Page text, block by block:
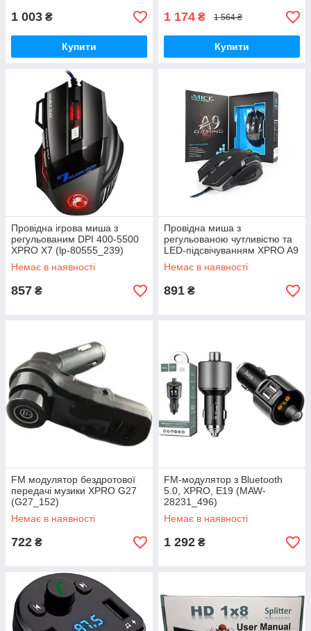
1 003 ₴
Купити
1 174 ₴ 1 564 ₴
Купити
Провідна ігрова миша з
регульованим DPI 400-5500
XPRO X7 (lp-80555_239)
Немає в наявності
857 ₴
Провідна миша з
регульованою чутливістю та
LED-підсвічуванням XPRO A9
(lp-80558_261)
Немає в наявності
891 ₴
FM модулятор бездротової
передачі музики XPRO G27
(G27_152)
Немає в наявності
722 ₴
FM-модулятор з Bluetooth
5.0, XPRO, E19 (MAW-
28231_496)
Немає в наявності
1 292 ₴